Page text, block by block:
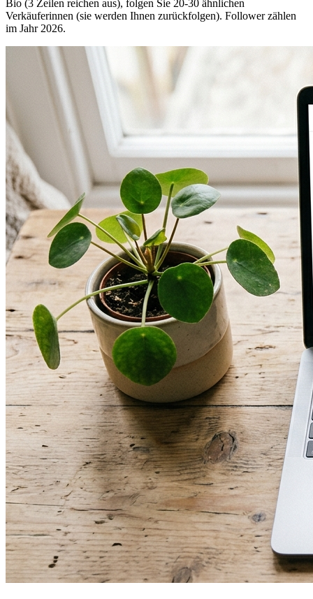
Bio (3 Zeilen reichen aus), folgen Sie 20-30 ähnlichen
Verkäuferinnen (sie werden Ihnen zurückfolgen). Follower zählen
im Jahr 2026.